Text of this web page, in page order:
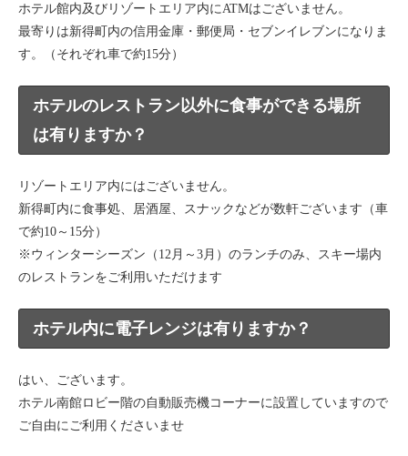
ホテル館内及びリゾートエリア内にATMはございません。
最寄りは新得町内の信用金庫・郵便局・セブンイレブンになりま
す。（それぞれ車で約15分）
ホテルのレストラン以外に食事ができる場所
は有りますか？
リゾートエリア内にはございません。
新得町内に食事処、居酒屋、スナックなどが数軒ございます（車
で約10～15分）
※ウィンターシーズン（12月～3月）のランチのみ、スキー場内
のレストランをご利用いただけます
ホテル内に電子レンジは有りますか？
はい、ございます。
ホテル南館ロビー階の自動販売機コーナーに設置していますので
ご自由にご利用くださいませ